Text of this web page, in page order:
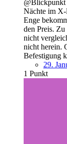
@Blickpunkt
Nächte im
Enge
den Preis.
nicht
nicht herein.
Befestigung
29.
1 Punkt